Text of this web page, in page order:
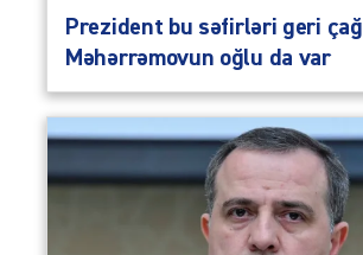
Prezident bu səfirləri geri
Məhərrəmovun oğlu da var